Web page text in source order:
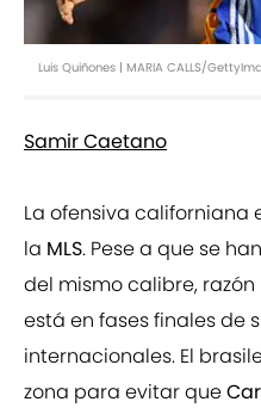
Luis Quiñones | MARIA CALLS/
Samir Caetano
La ofensiva californiana
la MLS. Pese a que se
del mismo calibre,
está en fases finales de
internacionales. El
zona para evitar que